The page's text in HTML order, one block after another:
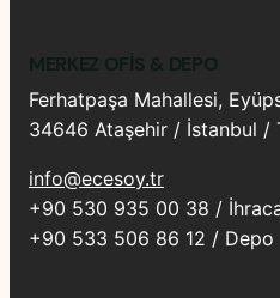
MERKEZ OFIS & DEPO
Ferhatpaşa Mahallesi,
34646 Ataşehir / İstanbul /
info@ecesoy.tr
+90 530 935 00 38 /
+90 533 506 86 12 / Depo